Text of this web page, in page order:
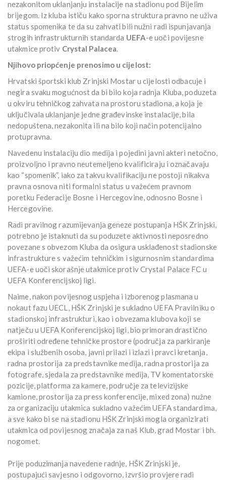
nezakonitom uklanjanju instalacije na stadionu pod Bijelim
brijegom. Iz kluba ističu kako sporna struktura pravno ne uživa
status spomenika te da su zahvati bili nužni radi ispunjavanja
strogih infrastrukturnih standarda UEFA-e uoči povijesne
utakmice protiv Crystal Palacea.
Njihovo priopćenje prenosimo u cijelost:
Hrvatski športski klub Zrinjski Mostar u cijelosti odbacuje i
negira svaku mogućnost da bi bilo koja radnja Kluba, poduzeta
u okviru tehničkog zahvata na prostoru stadiona, a koja je
uključivala uklanjanje jedne građevinske instalacije, bila
nedopuštena, nezakonita ili na bilo koji način potencijalno
protupravna.
Navedenu instalaciju dio medija i pojedini javni akteri netočno,
proizvoljno i pravno neutemeljeno kvalificiraju i označavaju
kao “spomenik”, iako za takvu kvalifikaciju ne postoji nikakva
pravna osnova niti formalni status u važećem pravnom
poretku Federacije Bosne i Hercegovine, odnosno Bosne i
Hercegovine.
Radi pravilnog razumijevanja geneze postupanja HŠK Zrinjski,
potrebno je istaknuti da su poduzete aktivnosti neposredno
povezane s obvezom Kluba da osigura usklađenost stadionske
infrastrukture s važećim tehničkim i sigurnosnim standardima
UEFA-e uoči skorašnje utakmice protiv Crystal Palace FC u
UEFA Konferencijskoj ligi.
Naime, nakon povijesnog uspjeha i izborenog plasmana u
nokaut fazu UECL, HŠK Zrinjski je sukladno UEFA Pravilniku o
stadionskoj infrastrukturi, kao i obvezama klubova koji se
natječu u UEFA Konferencijskoj ligi, bio primoran drastično
proširiti određene tehničke prostore (područja za parkiranje
ekipa i službenih osoba, javni prilazi i izlazi i pravci kretanja,
radna prostorija za predstavnike medija, radna prostorija za
fotografe, sjedala za predstavnike medija, TV komentatorske
pozicije, platforma za kamere, područje za televizijske
kamione, prostorija za press konferencije, mixed zona) nužne
za organizaciju utakmica sukladno važećim UEFA standardima,
a sve kako bi se na stadionu HŠK Zrinjski mogla organizirati
utakmica od povijesnog značaja za naš Klub, grad Mostar i bh.
nogomet.
Prije poduzimanja navedene radnje, HŠK Zrinjski je,
postupajući savjesno i odgovorno, izvršio provjere radi